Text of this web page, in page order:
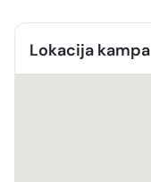
Lokacija kampa